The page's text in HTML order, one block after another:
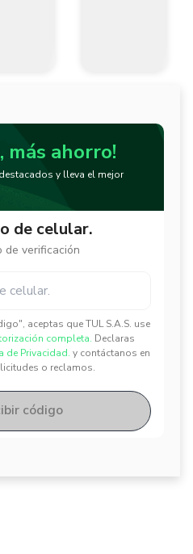
más ahorro!
y lleva el mejor
de celular.
de verificación
aceptas que TUL S.A.S. use
completa. Declaras
de Privacidad. y contáctanos en
o reclamos.
✕
✕
código